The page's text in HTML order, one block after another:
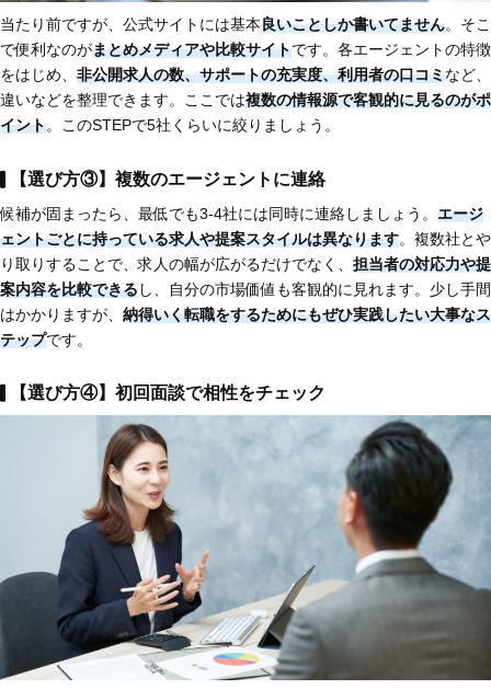
当たり前ですが、公式サイトには基本良いことしか書いてません。そこ
で便利なのがまとめメディアや比較サイトです。各エージェントの特徴
をはじめ、 非公開求人の数、サポートの充実度、利用者の口コミなど、
違いなどを整理できます。ここでは複数の情報源で客観的に見るのがポ
イント。このSTEPで5社くらいに絞りましょう。
【選び方③】複数のエージェントに連絡
候補が固まったら、最低でも3-4社には同時に連絡しましょう。 エージ
ェントごとに持っている求人や提案スタイルは異なります。複数社とや
り取りすることで、求人の幅が広がるだけでなく、 担当者の対応力や提
案内容を比較できるし、自分の市場価値も客観的に見れます。少し手間
はかかりますが、 納得いく転職をするためにもぜひ実践したい大事なス
テップです。
【選び方④】初回面談で相性をチェック